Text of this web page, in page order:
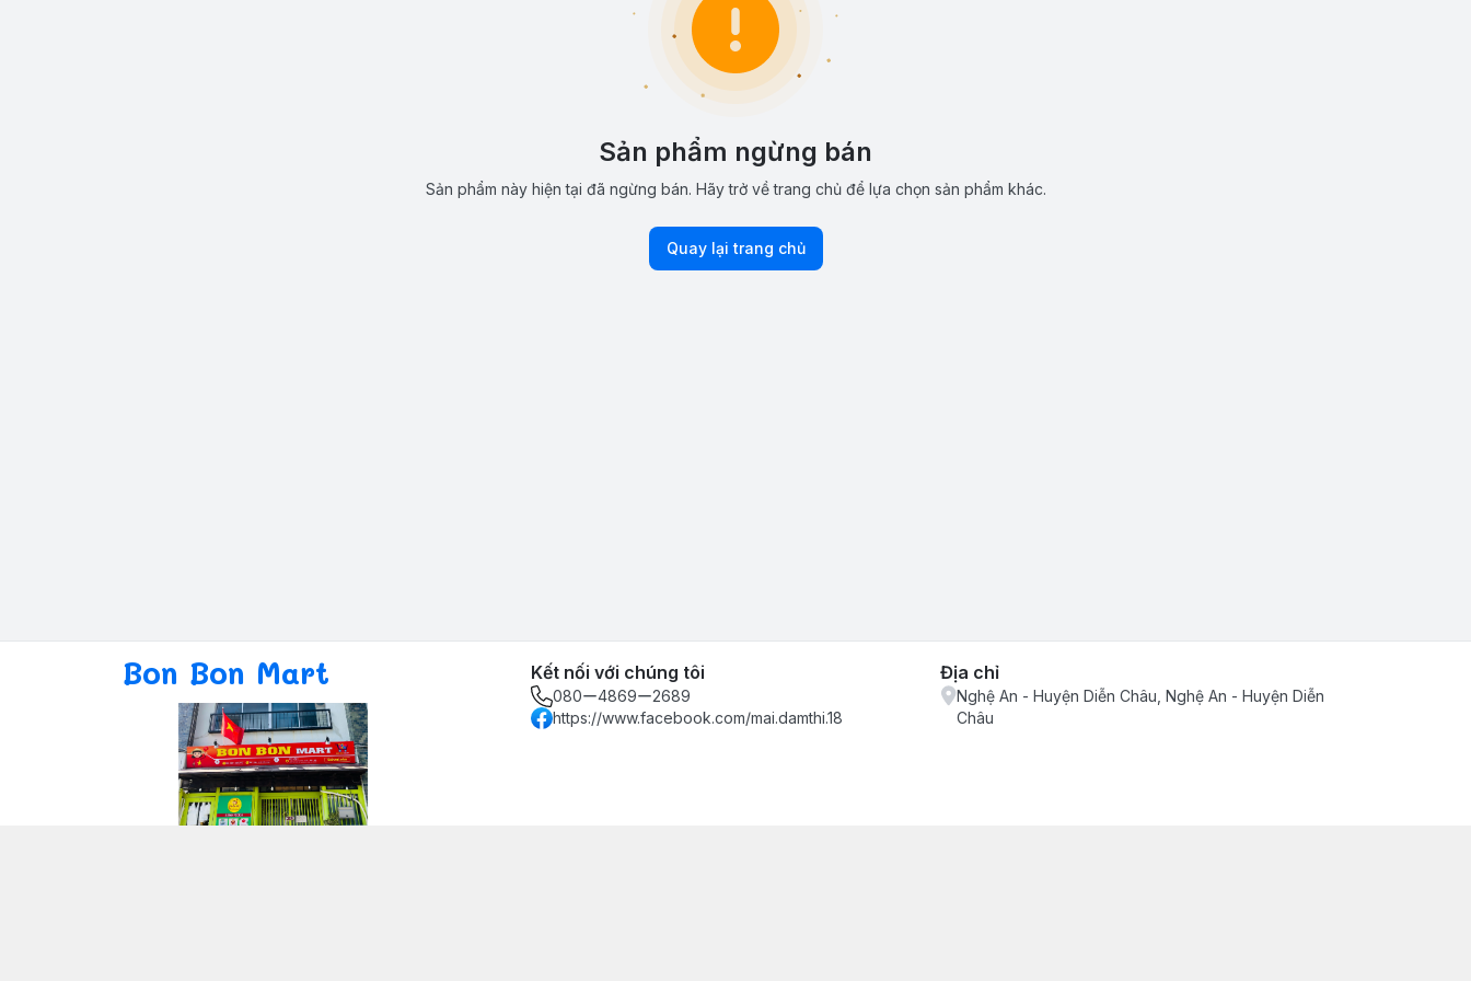
Sản phẩm ngừng bán
Sản phẩm này hiện tại đã ngừng bán. Hãy trở về trang chủ để lựa chọn sản phẩm khác.
Quay lại trang chủ
Bon Bon Mart Kết nối với chúng tôi
080ー4869ー2689
https://www.facebook.com/mai.damthi.18
Địa chỉ
Nghệ An - Huyện Diễn Châu, Nghệ An - Huyện Diễn
Châu